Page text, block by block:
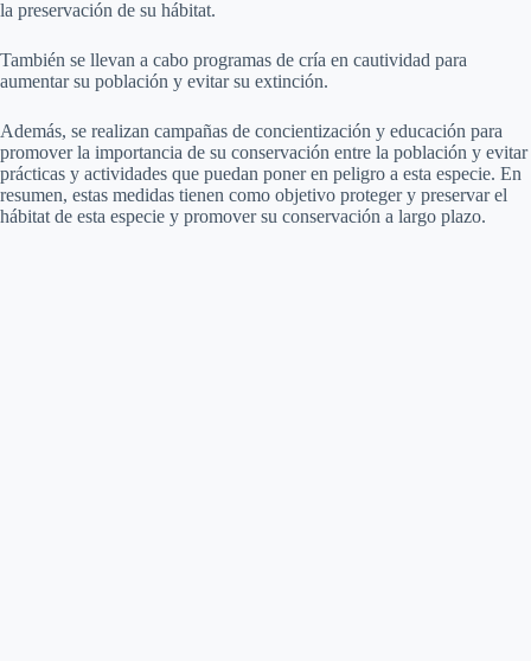
la preservación de su hábitat.
También se llevan a cabo programas de cría en cautividad para
aumentar su población y evitar su extinción.
Además, se realizan campañas de concientización y educación para
promover la importancia de su conservación entre la población y evitar
prácticas y actividades que puedan poner en peligro a esta especie. En
resumen, estas medidas tienen como objetivo proteger y preservar el
hábitat de esta especie y promover su conservación a largo plazo.